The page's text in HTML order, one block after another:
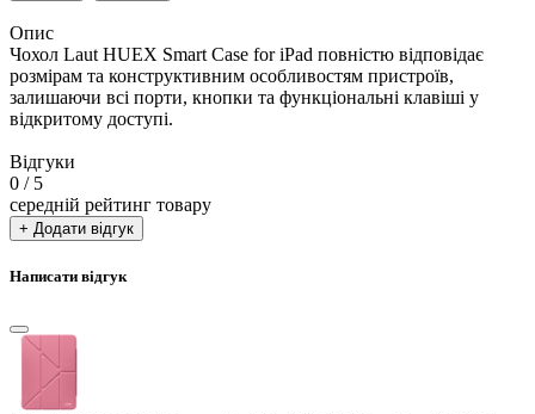
Опис
Чохол Laut HUEX Smart Case for iPad повністю відповідає
розмірам та конструктивним особливостям пристроїв,
залишаючи всі порти, кнопки та функціональні клавіші у
відкритому доступі.
Відгуки
0 / 5
середній рейтинг товару
+ Додати відгук
Написати відгук